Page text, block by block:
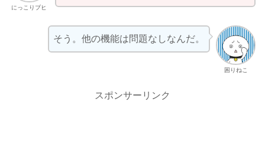
にっこりブヒ
困りねこ
そう。他の機能は問題なしなんだ。
スポンサーリンク